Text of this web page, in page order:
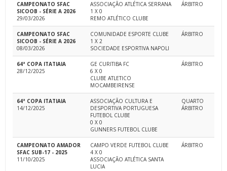
CAMPEONATO SFAC
SICOOB - SÉRIE A 2026
29/03/2026
ASSOCIAÇÃO ATLÉTICA SERRANA
1 X 0
REMO ATLÉTICO CLUBE
ÁRBITRO
CAMPEONATO SFAC
SICOOB - SÉRIE A 2026
08/03/2026
COMUNIDADE ESPORTE CLUBE
1 X 2
SOCIEDADE ESPORTIVA NAPOLI
ÁRBITRO
64ª COPA ITATIAIA
28/12/2025
GE CURITIBA FC
6 X 0
CLUBE ATLETICO
MOCAMBEIRENSE
ÁRBITRO
64ª COPA ITATIAIA
14/12/2025
ASSOCIAÇÃO CULTURA E
DESPORTIVA PORTUGUESA
FUTEBOL CLUBE
0 X 0
GUNNERS FUTEBOL CLUBE
QUARTO
ÁRBITRO
CAMPEONATO AMADOR
SFAC SUB-17 - 2025
11/10/2025
CAMPO VERDE FUTEBOL CLUBE
4 X 0
ASSOCIAÇÃO ATLÉTICA SANTA
LUCIA
ÁRBITRO